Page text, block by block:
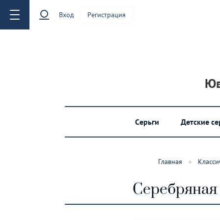
Вход Регистрация
Серьги Детские
Главная